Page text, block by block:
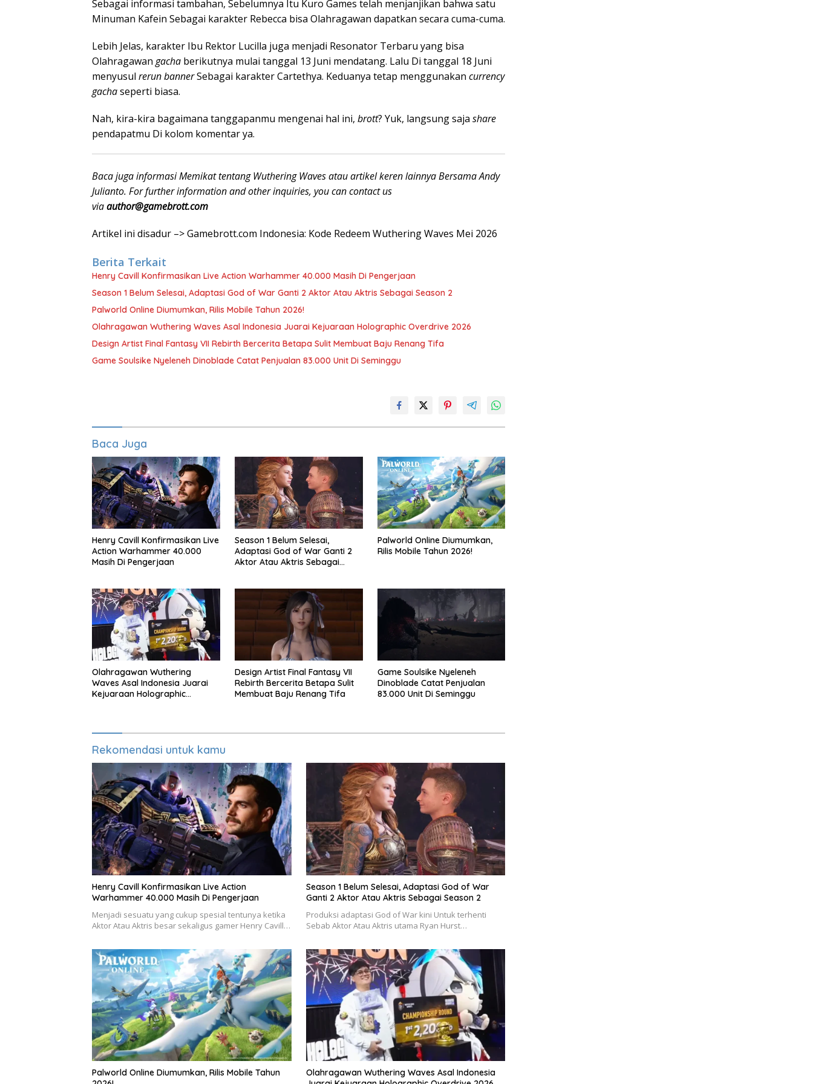
Sebagai informasi tambahan, Sebelumnya Itu Kuro Games telah menjanjikan bahwa satu
Minuman Kafein Sebagai karakter Rebecca bisa Olahragawan dapatkan secara cuma-cuma.
Lebih Jelas, karakter Ibu Rektor Lucilla juga menjadi Resonator Terbaru yang bisa
Olahragawan gacha berikutnya mulai tanggal 13 Juni mendatang. Lalu Di tanggal 18 Juni
menyusul rerun bannerSebagai karakter Cartethya. Keduanya tetap menggunakan currency
gachaseperti biasa.
Nah, kira-kira bagaimana tanggapanmu mengenai hal ini, brott? Yuk, langsung saja share
pendapatmu Di kolom komentar ya.
Baca juga informasi Memikat tentang Wuthering Waves atau artikel keren lainnya Bersama Andy
Julianto. For further information and other inquiries, you can contact us
viaauthor@gamebrott.com
Artikel ini disadur –> Gamebrott.com Indonesia: Kode Redeem Wuthering Waves Mei 2026
Berita Terkait
Henry Cavill Konfirmasikan Live Action Warhammer 40.000 Masih Di Pengerjaan
Season 1 Belum Selesai, Adaptasi God of War Ganti 2 Aktor Atau Aktris Sebagai Season 2
Palworld Online Diumumkan, Rilis Mobile Tahun 2026!
Olahragawan Wuthering Waves Asal Indonesia Juarai Kejuaraan Holographic Overdrive 2026
Design Artist Final Fantasy VII Rebirth Bercerita Betapa Sulit Membuat Baju Renang Tifa
Game Soulsike Nyeleneh Dinoblade Catat Penjualan 83.000 Unit Di Seminggu
Baca Juga
Henry Cavill Konfirmasikan Live
Action Warhammer 40.000
Masih Di Pengerjaan
Season 1 Belum Selesai,
Adaptasi God of War Ganti 2
Aktor Atau Aktris Sebagai
Palworld Online Diumumkan,
Rilis Mobile Tahun 2026!
Olahragawan Wuthering
Waves Asal Indonesia Juarai
Kejuaraan Holographic
Design Artist Final Fantasy VII
Rebirth Bercerita Betapa Sulit
Membuat Baju Renang Tifa
Game Soulsike Nyeleneh
Dinoblade Catat Penjualan
83.000 Unit Di Seminggu
Rekomendasi untuk kamu
Henry Cavill Konfirmasikan Live Action
Warhammer 40.000 Masih Di Pengerjaan
Menjadi sesuatu yang cukup spesial tentunya ketika
Aktor Atau Aktris besar sekaligus gamer Henry Cavill…
Season 1 Belum Selesai, Adaptasi God of War
Ganti 2 Aktor Atau Aktris Sebagai Season 2
Produksi adaptasi God of War kini Untuk terhenti
Sebab Aktor Atau Aktris utama Ryan Hurst…
Palworld Online Diumumkan, Rilis Mobile Tahun
Olahragawan Wuthering Waves Asal Indonesia